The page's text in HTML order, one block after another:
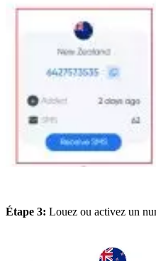
Étape 3: Louez ou activez un